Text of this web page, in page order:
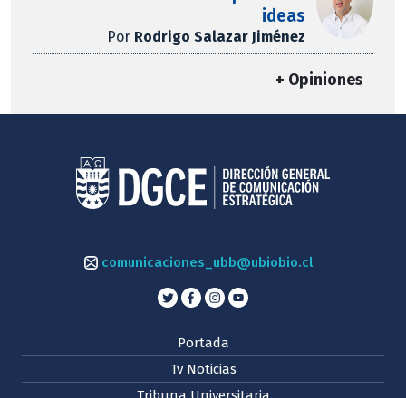
ideas
Por Rodrigo Salazar Jiménez
+ Opiniones
comunicaciones_ubb@ubiobio.cl
Portada
Tv Noticias